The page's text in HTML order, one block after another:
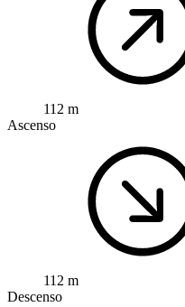
112 m
Ascenso
112 m
Descenso